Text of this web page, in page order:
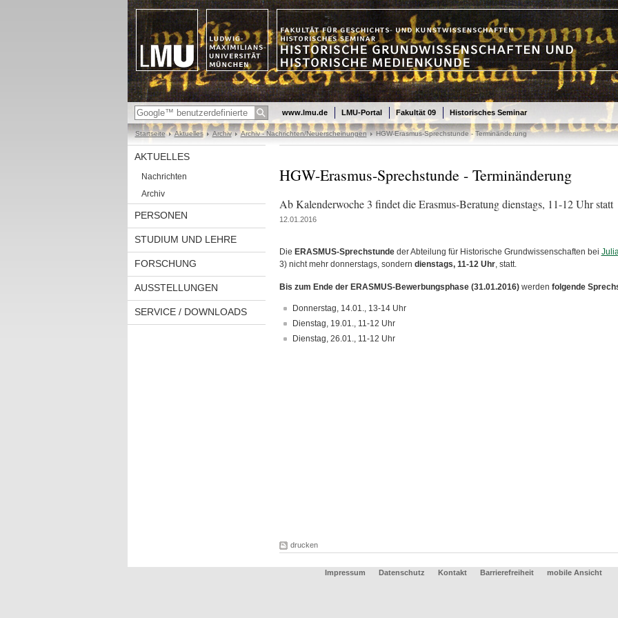
www.lmu.de LMU-Portal Fakultät 09 Historisches Seminar
Startseite Aktuelles Archiv Archiv - Nachrichten/Neuerscheinungen HGW-Erasmus-Sprechstunde - Terminänderung
AKTUELLES
Nachrichten
Archiv
PERSONEN
STUDIUM UND LEHRE
FORSCHUNG
AUSSTELLUNGEN
SERVICE / DOWNLOADS
HGW-Erasmus-Sprechstunde - Terminänderung
Ab Kalenderwoche 3 findet die Erasmus-Beratung dienstags, 11-12 Uhr statt
12.01.2016
Die ERASMUS-Sprechstundeder Abteilung für Historische Grundwissenschaften bei
3) nicht mehr donnerstags, sondern dienstags, 11-12 Uhr, statt.
Bis zum Ende der ERASMUS-Bewerbungsphase (31.01.2016)werden folgende
Donnerstag, 14.01., 13-14 Uhr
Dienstag, 19.01., 11-12 Uhr
Dienstag, 26.01., 11-12 Uhr
drucken
Impressum Datenschutz Kontakt Barrierefreiheit mobile Ansicht